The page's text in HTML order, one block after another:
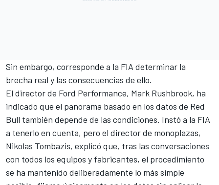
Sin embargo, corresponde a la FIA determinar la
brecha real y las consecuencias de ello.
El director de Ford Performance, Mark Rushbrook, ha
indicado que el panorama basado en los datos de Red
Bull también depende de las condiciones. Instó a la FIA
a tenerlo en cuenta, pero el director de monoplazas,
Nikolas Tombazis, explicó que, tras las conversaciones
con todos los equipos y fabricantes, el procedimiento
se ha mantenido deliberadamente lo más simple